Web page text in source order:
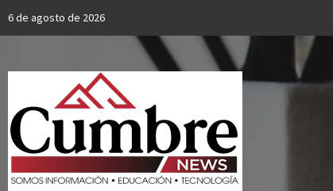
6 de agosto de 2026